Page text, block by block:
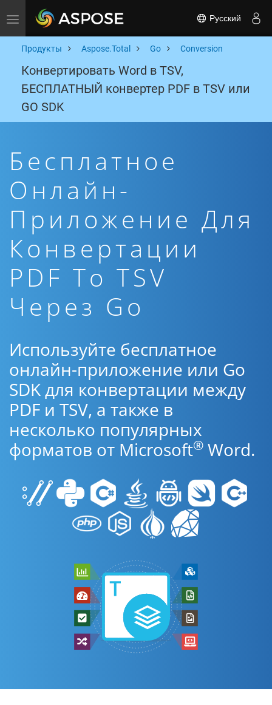
Toggle navigation Русский
Продукты Aspose.Total Go Conversion
Конвертировать Word в TSV,
БЕСПЛАТНЫЙ конвертер PDF в TSV или
GO SDK
Бесплатное
Онлайн-
Приложение Для
Конвертации
PDF To TSV
Через Go
Используйте бесплатное
онлайн-приложение или Go
SDK для конвертации между
PDF и TSV, а также в
несколько популярных
форматов от Microsoft® Word.